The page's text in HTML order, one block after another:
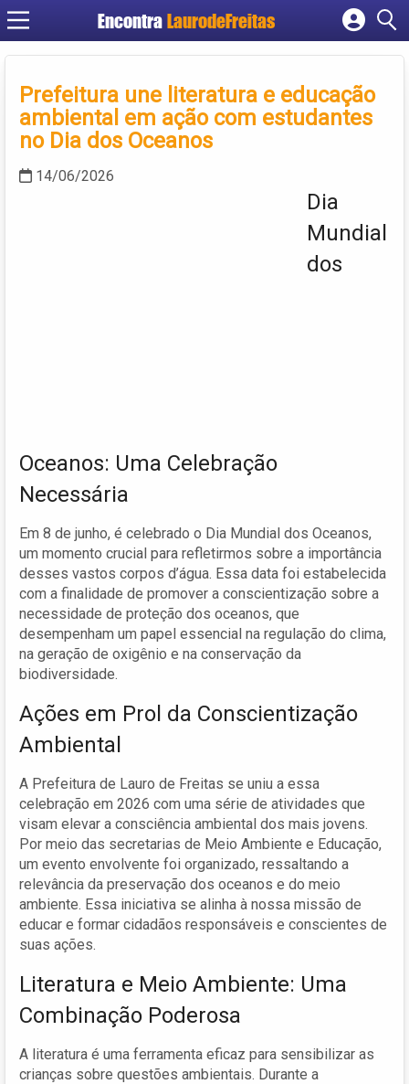
Encontra LaurodeFreitas
Fazer login
Criar conta
Prefeitura une literatura e educação
ambiental em ação com estudantes
no Dia dos Oceanos
14/06/2026
Dia
Mundial
dos
Oceanos: Uma Celebração
Necessária
Em 8 de junho, é celebrado o Dia Mundial dos Oceanos,
um momento crucial para refletirmos sobre a importância
desses vastos corpos d’água. Essa data foi estabelecida
com a finalidade de promover a conscientização sobre a
necessidade de proteção dos oceanos, que
desempenham um papel essencial na regulação do clima,
na geração de oxigênio e na conservação da
biodiversidade.
Ações em Prol da Conscientização
Ambiental
A Prefeitura de Lauro de Freitas se uniu a essa
celebração em 2026 com uma série de atividades que
visam elevar a consciência ambiental dos mais jovens.
Por meio das secretarias de Meio Ambiente e Educação,
um evento envolvente foi organizado, ressaltando a
relevância da preservação dos oceanos e do meio
ambiente. Essa iniciativa se alinha à nossa missão de
educar e formar cidadãos responsáveis e conscientes de
suas ações.
Literatura e Meio Ambiente: Uma
Combinação Poderosa
A literatura é uma ferramenta eficaz para sensibilizar as
crianças sobre questões ambientais. Durante a